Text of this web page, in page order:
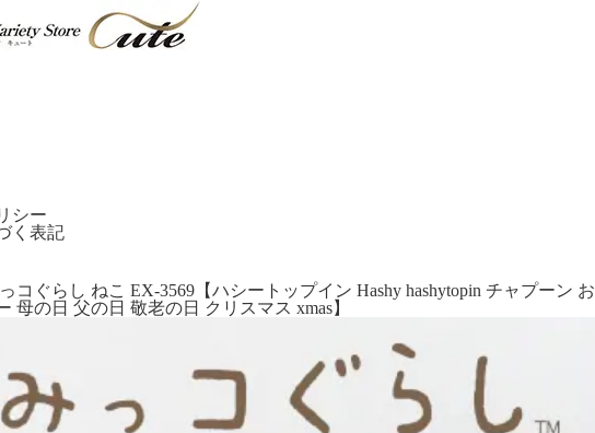
シー
く表記
コぐらし ねこ EX-3569【ハシートップイン Hashy hashytopin チャプー
の日 父の日 敬老の日 クリスマス xmas】